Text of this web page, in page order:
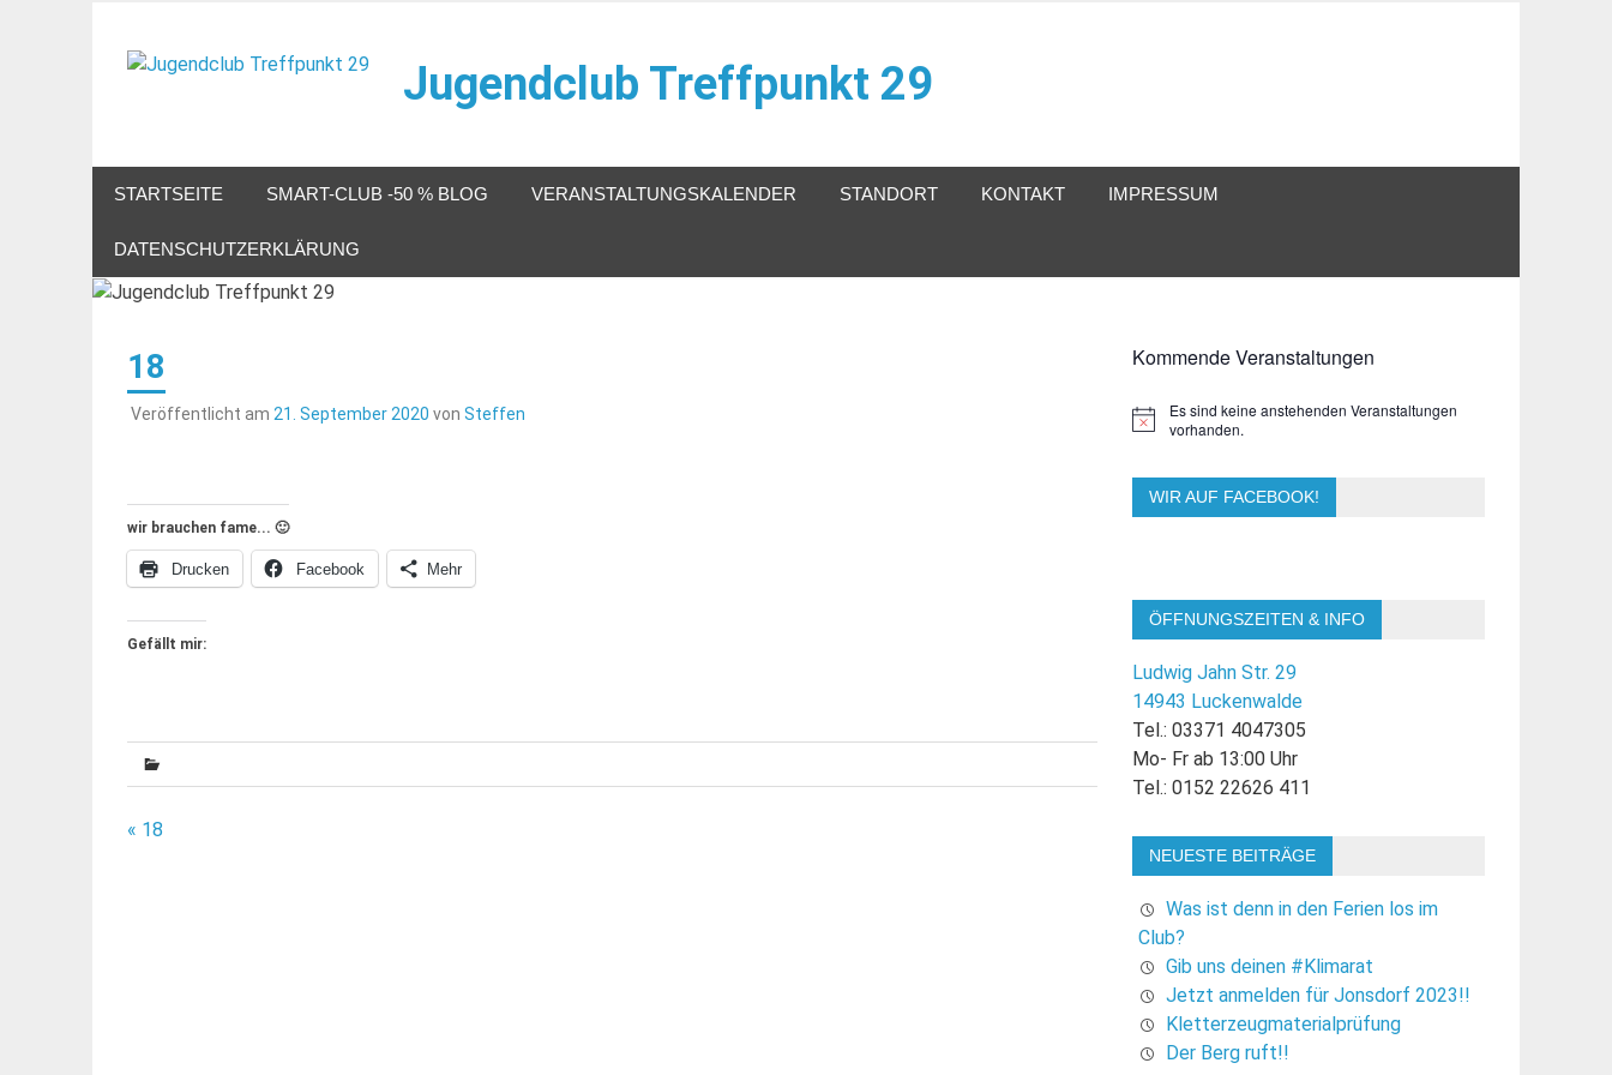
springen
Jugendclub Treffpunkt 29
STARTSEITE SMART-CLUB -50 % BLOG VERANSTALTUNGSKALENDER STANDORT KONTAKT IMPRESSUM
DATENSCHUTZERKLÄRUNG
18
Veröffentlicht am 21. September 2020 von Steffen
wir brauchen fame... 🙂
Drucken Facebook Mehr
Gefällt mir:
Beitragsnavigation
« 18
Kommende Veranstaltungen
Hinweis
Es sind keine anstehenden Veranstaltungen
vorhanden.
WIR AUF FACEBOOK!
ÖFFNUNGSZEITEN & INFO
Ludwig Jahn Str. 29
14943 Luckenwalde
Tel.: 03371 4047305
Mo- Fr ab 13:00 Uhr
Tel.: 0152 22626 411
NEUESTE BEITRÄGE
Was ist denn in den Ferien los im
Club?
Gib uns deinen #Klimarat
Jetzt anmelden für Jonsdorf 2023!!
Kletterzeugmaterialprüfung
Der Berg ruft!!